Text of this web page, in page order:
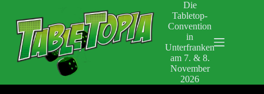
springen
Die
Tabletop-
Convention
in
Unterfranken
am 7. & 8.
November
2026